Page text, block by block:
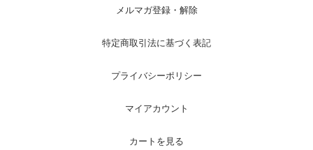
メルマガ登録・解除
特定商取引法に基づく表記
プライバシーポリシー
マイアカウント
カートを見る